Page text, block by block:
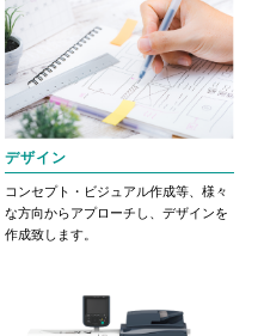
デザイン
コンセプト・ビジュアル作成等、様々
な方向からアプローチし、デザインを
作成致します。